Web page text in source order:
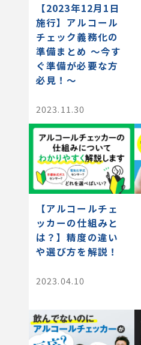
【2023年12月1日
施行】アルコール
チェック義務化の
準備まとめ 〜今す
ぐ準備が必要な方
必見！〜
2023.11.30
【アルコールチェ
ッカーの仕組みと
は？】精度の違い
や選び方を解説！
2023.04.10